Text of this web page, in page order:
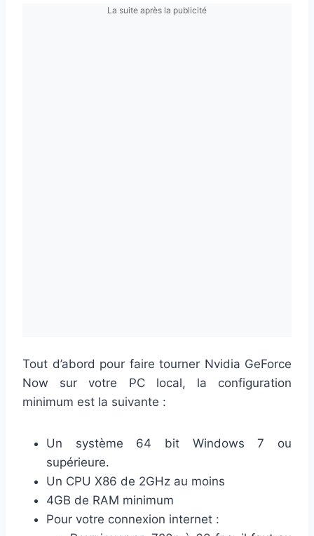
La suite après la publicité
Tout d’abord pour faire tourner Nvidia GeForce
Now sur votre PC local, la configuration
minimum est la suivante :
Un système 64 bit Windows 7 ou
supérieure.
Un CPU X86 de 2GHz au moins
4GB de RAM minimum
Pour votre connexion internet :